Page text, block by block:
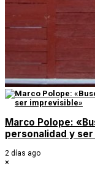
Marco Polope:
personalidad y
2 días ago
×